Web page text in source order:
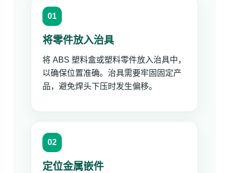
将零件放入治具
将 ABS 塑料盒或塑料零件放入治具中，
以确保位置准确。治具需要牢固固定产
品，避免焊头下压时发生偏移。
定位金属嵌件